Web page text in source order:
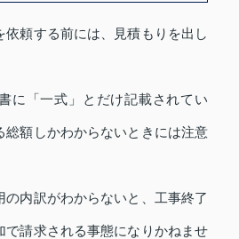
依頼する前には、見積もりを出し
に「一式」とだけ記載されてい
総額しかわからないときには注意
の内訳がわからないと、工事終了
で請求される事態になりかねませ